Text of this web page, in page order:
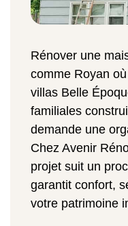
Rénover une
comme Royan
villas Belle
familiales
demande une
Chez Avenir
projet suit un
garantit confort,
votre patrimoine